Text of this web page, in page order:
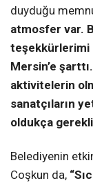
duyduğu
atmosfer var.
teşekkürlerimi
Mersin’e
aktivitelerin
sanatçıların
oldukça
Belediyenin
Coşkun da,